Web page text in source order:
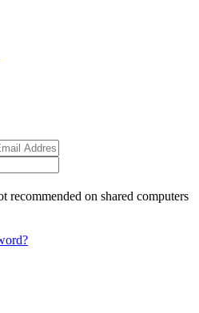
recommended on shared computers